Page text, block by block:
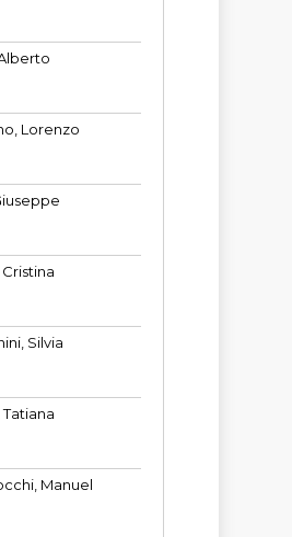
Lorenzo
Silvia
Manuel